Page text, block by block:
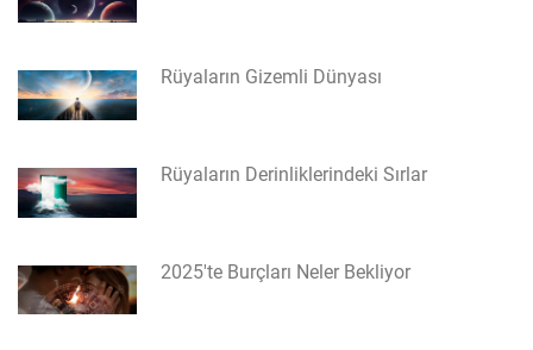
Rüyaların Gizemli Dünyası
Rüyaların Derinliklerindeki Sırlar
2025'te Burçları Neler Bekliyor